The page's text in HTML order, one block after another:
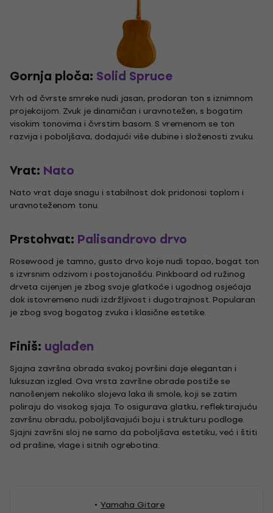
Gornja ploča: Solid Spruce
Vrh od čvrste smreke nudi jasan, prodoran ton s iznimnom
projekcijom. Zvuk je dinamičan i uravnotežen, s bogatim
visokim tonovima i čvrstim basom. S vremenom se ton
razvija i poboljšava, dodajući više dubine i složenosti zvuku.
Vrat: Nato
Nato vrat daje snagu i stabilnost dok pridonosi toplom i
uravnoteženom tonu.
Prstohvat: Palisandrovo drvo
Rosewood je tamno, gusto drvo koje nudi topao, bogat ton
s izvrsnim odzivom i postojanošću. Pinkboard od ružinog
drveta cijenjen je zbog svoje glatkoće i ugodnog osjećaja
dok istovremeno nudi izdržljivost i dugotrajnost. Popularan
je zbog svog bogatog zvuka i klasične estetike.
Finiš: uglađen
Sjajna završna obrada svakoj površini daje elegantan i
luksuzan izgled. Ova vrsta završne obrade postiže se
nanošenjem nekoliko slojeva laka ili smole, koji se zatim
poliraju do visokog sjaja. To osigurava glatku, reflektirajuću
završnu obradu, poboljšavajući boju i strukturu podloge.
Sjajni završni sloj ne samo da poboljšava estetiku, već i štiti
od prašine, vlage i sitnih ogrebotina.
Yamaha Gitare